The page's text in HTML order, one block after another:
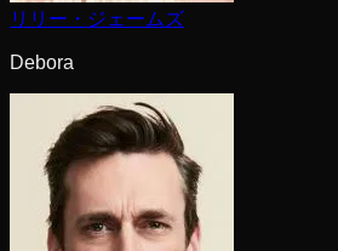
リリー・ジェームズ
Debora